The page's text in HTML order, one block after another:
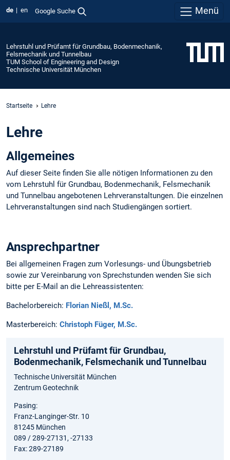
de en Google Suche Menü
Lehrstuhl und Prüfamt für Grundbau, Bodenmechanik,
Felsmechanik und Tunnelbau
TUM School of Engineering and Design
Technische Universität München
Startseite Lehre
Lehre
Allgemeines
Auf dieser Seite finden Sie alle nötigen Informationen zu den
vom Lehrstuhl für Grundbau, Bodenmechanik, Felsmechanik
und Tunnelbau angebotenen Lehrveranstaltungen. Die einzelnen
Lehrveranstaltungen sind nach Studiengängen sortiert.
Ansprechpartner
Bei allgemeinen Fragen zum Vorlesungs- und Übungsbetrieb
sowie zur Vereinbarung von Sprechstunden wenden Sie sich
bitte per E-Mail an die Lehreassistenten:
Bachelorbereich: Florian Nießl, M.Sc.
Masterbereich: Christoph Füger, M.Sc.
Lehrstuhl und Prüfamt für Grundbau,
Bodenmechanik, Felsmechanik und Tunnelbau
Technische Universität München
Zentrum Geotechnik
Pasing:
Franz-Langinger-Str. 10
81245 München
089 / 289-27131, -27133
Fax: 289-27189